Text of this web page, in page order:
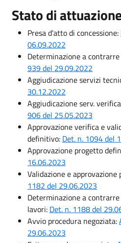
Stato di
Presa d'atto di concessione:
06.09.2022
Determinazione a
939 del 29.09.2022
Aggiudicazione servizi
30.12.2022
Aggiudicazione serv.
906 del 25.05.2023
Approvazione verifica e
definitivo: Det. n. 1094 del
Approvazione progetto
16.06.2023
Validazione e
1182 del 29.06.2023
Determinazione a
lavori: Det. n. 1188 del
Avvio procedura negoziata:
29.06.2023